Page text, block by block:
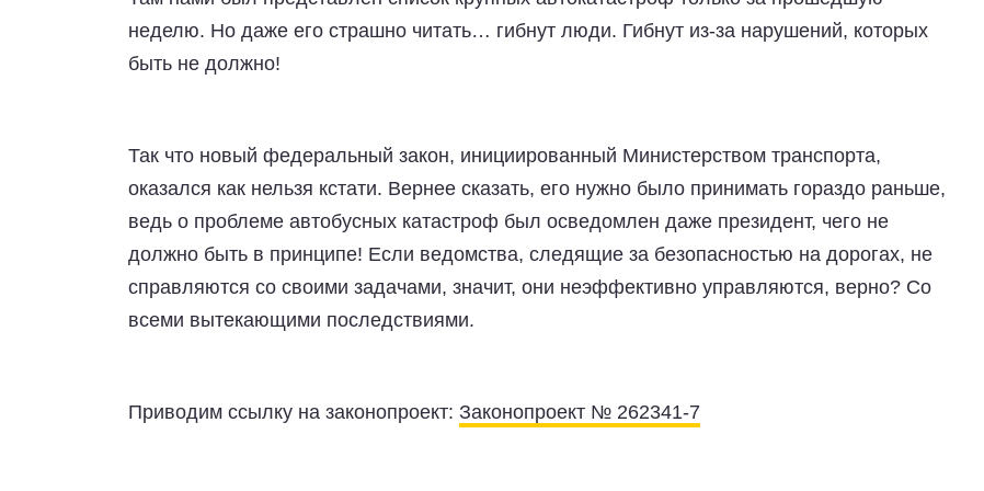
неделю. Но даже его страшно читать… гибнут люди. Гибнут из-за нарушений, которых
быть не должно!
Так что новый федеральный закон, инициированный Министерством транспорта,
оказался как нельзя кстати. Вернее сказать, его нужно было принимать гораздо раньше,
ведь о проблеме автобусных катастроф был осведомлен даже президент, чего не
должно быть в принципе! Если ведомства, следящие за безопасностью на дорогах, не
справляются со своими задачами, значит, они неэффективно управляются, верно? Со
всеми вытекающими последствиями.
Приводим ссылку на законопроект: Законопроект № 262341-7